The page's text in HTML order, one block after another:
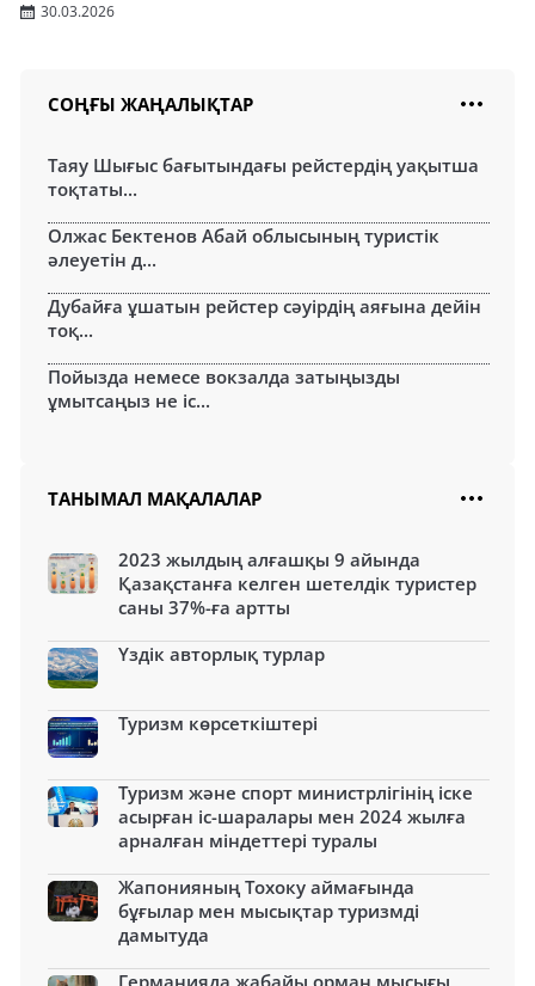
30.03.2026
СОҢҒЫ ЖАҢАЛЫҚТАР
Таяу Шығыс бағытындағы рейстердің уақытша
тоқтаты...
Олжас Бектенов Абай облысының туристік
әлеуетін д...
Дубайға ұшатын рейстер сәуірдің аяғына дейін
тоқ...
Пойызда немесе вокзалда затыңызды
ұмытсаңыз не іс...
ТАНЫМАЛ МАҚАЛАЛАР
2023 жылдың алғашқы 9 айында
Қазақстанға келген шетелдік туристер
саны 37%-ға артты
Үздік авторлық турлар
Туризм көрсеткіштері
Туризм және спорт министрлігінің іске
асырған іс-шаралары мен 2024 жылға
арналған міндеттері туралы
Жапонияның Тохоку аймағында
бұғылар мен мысықтар туризмді
дамытуда